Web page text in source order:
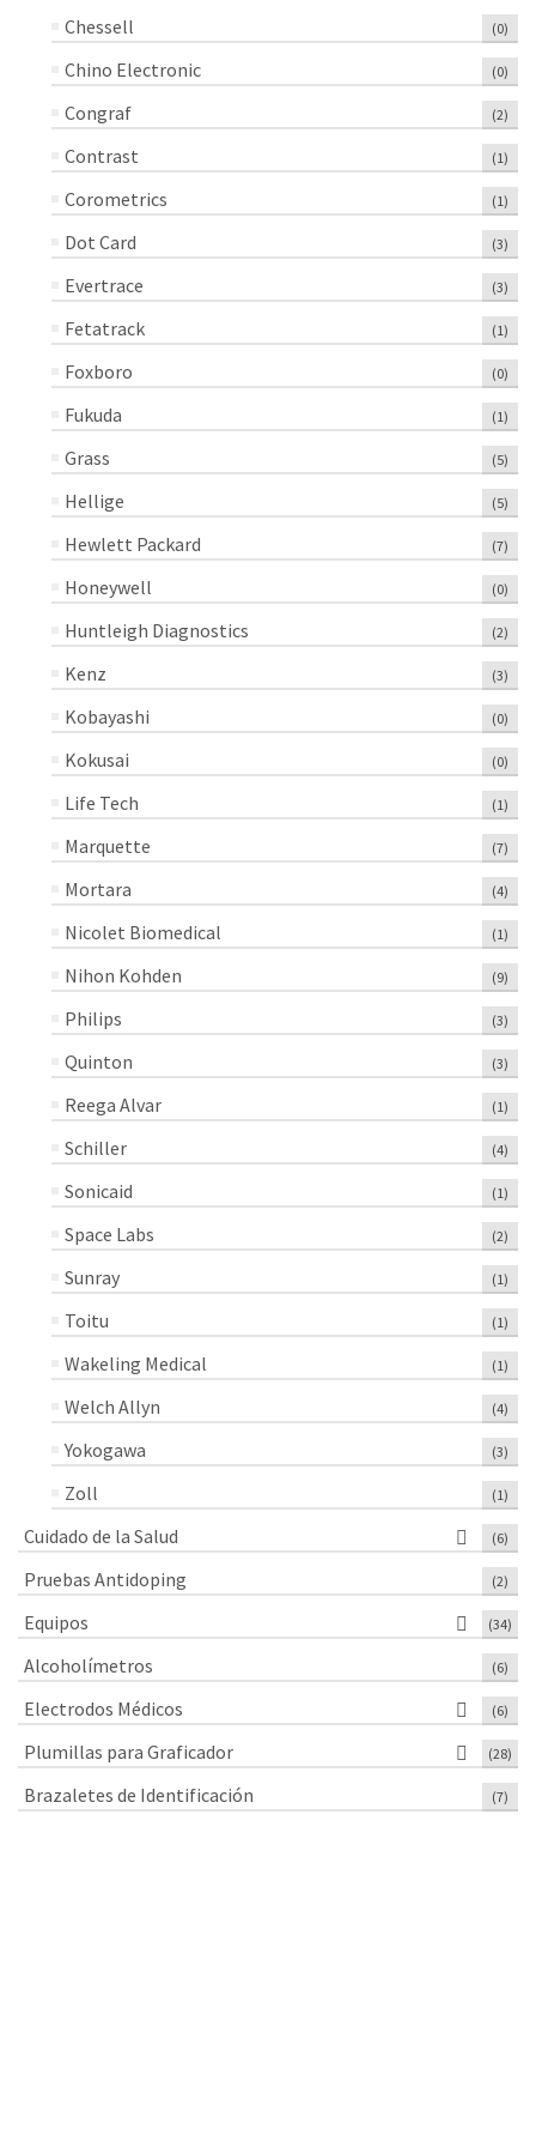
Chessell (0)
Chino Electronic (0)
Congraf (2)
Contrast (1)
Corometrics (1)
Dot Card (3)
Evertrace (3)
Fetatrack (1)
Foxboro (0)
Fukuda (1)
Grass (5)
Hellige (5)
Hewlett Packard (7)
Honeywell (0)
Huntleigh Diagnostics (2)
Kenz (3)
Kobayashi (0)
Kokusai (0)
Life Tech (1)
Marquette (7)
Mortara (4)
Nicolet Biomedical (1)
Nihon Kohden (9)
Philips (3)
Quinton (3)
Reega Alvar (1)
Schiller (4)
Sonicaid (1)
Space Labs (2)
Sunray (1)
Toitu (1)
Wakeling Medical (1)
Welch Allyn (4)
Yokogawa (3)
Zoll (1)
Cuidado de la Salud (6)
Pruebas Antidoping (2)
Equipos (34)
Alcoholímetros (6)
Electrodos Médicos (6)
Plumillas para Graficador (28)
Brazaletes de Identificación (7)